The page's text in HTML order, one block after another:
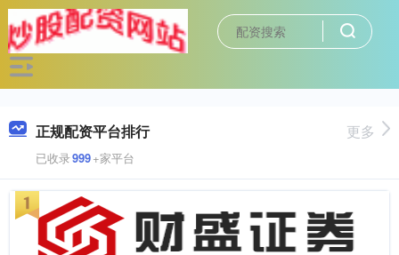
正规配资平台排行
已收录999+家平台
更多